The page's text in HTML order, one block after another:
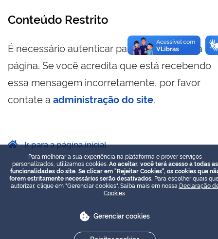
Conteúdo Restrito
É necessário autenticar para visualizar essa
página. Se você acredita que está recebendo
essa mensagem incorretamente, por favor
contate a administração do site.
Ir para a página inicial
Para melhorar a sua experiência na plataforma e prover serviços
personalizados, utilizamos cookies. Ao aceitar, você terá acesso a todas as
funcionalidades do site. Se clicar em "Rejeitar Cookies", os cookies que
forem estritamente necessários serão desativados. Para escolher quais
autorizar, clique em "Gerenciar cookies". Saiba mais em nossa Declaração
Cookies
Gerenciar cookies